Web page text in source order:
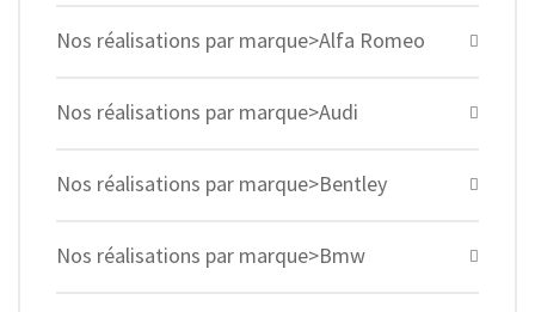
Nos réalisations par marque>Alfa Romeo
Nos réalisations par marque>Audi
Nos réalisations par marque>Bentley
Nos réalisations par marque>Bmw